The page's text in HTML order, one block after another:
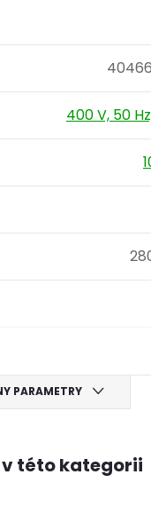
400 V, 50
PARAMETRY
této kategorii